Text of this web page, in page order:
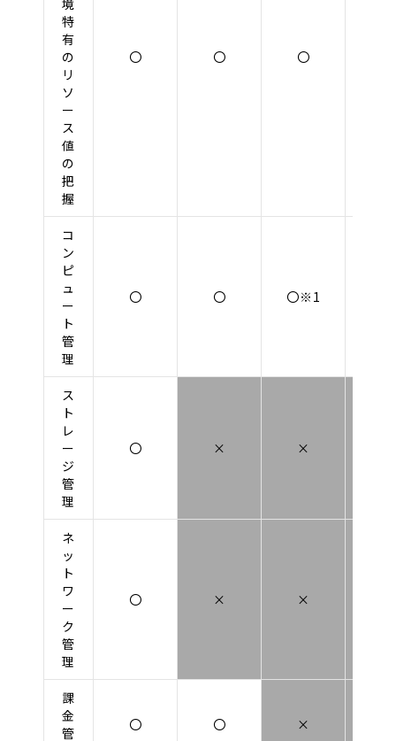
特
有
の
リ
ソ
ー
ス
値
の
把
握
〇 〇 〇
コ
ン
ピ
ュ
ー
ト
管
理
〇 〇 〇※1
ス
ト
レ
ー
ジ
管
理
〇 × ×
ネ
ッ
ト
ワ
ー
ク
管
理
〇 × ×
課
金
管
〇 〇 ×